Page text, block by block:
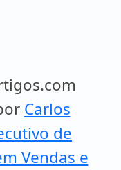
Carlos
de
Vendas e